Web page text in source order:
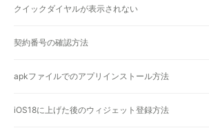
クイックダイヤルが表示されない
契約番号の確認方法
apkファイルでのアプリインストール方法
iOS18に上げた後のウィジェット登録方法